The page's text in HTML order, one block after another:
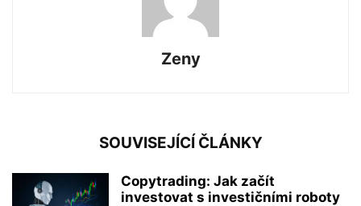
Zeny
SOUVISEJÍCÍ ČLÁNKY
Copytrading: Jak začít
investovat s investičními roboty